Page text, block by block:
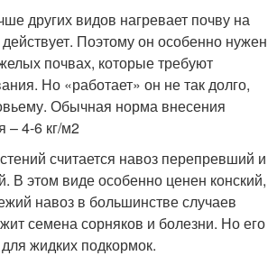
других видов нагревает почву на
Поэтому он особенно нужен
почвах, которые требуют
Но «работает» он не так долго,
Обычная норма внесения
– 4-6 кг/м2
считается навоз перепревший и
В этом виде особенно ценен конский,
навоз в большинстве случаев
семена сорняков и болезни. Но его
жидких подкормок.